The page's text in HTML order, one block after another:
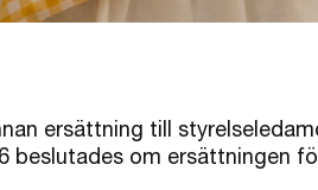
ersättning till
beslutades om ersättningen